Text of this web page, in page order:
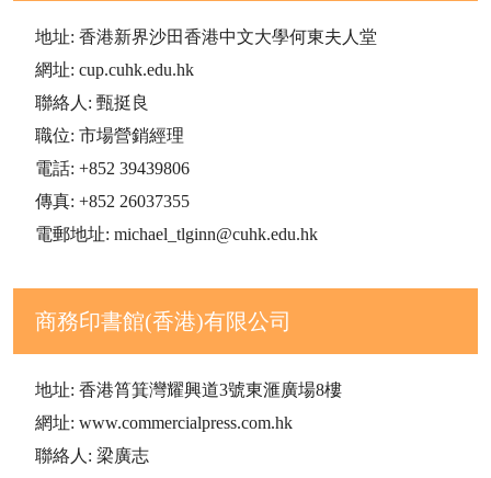
地址: 香港新界沙田香港中文大學何東夫人堂
網址: cup.cuhk.edu.hk
聯絡人: 甄挺良
職位: 市場營銷經理
電話: +852 39439806
傳真: +852 26037355
電郵地址: michael_tlginn@cuhk.edu.hk
商務印書館(香港)有限公司
地址: 香港筲箕灣耀興道3號東滙廣場8樓
網址: www.commercialpress.com.hk
聯絡人: 梁廣志